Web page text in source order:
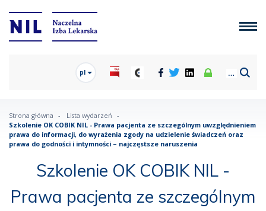
pl
Strona główna
Lista wydarzeń
Szkolenie OK COBIK NIL - Prawa pacjenta ze szczególnym uwzględnieniem
prawa do informacji, do wyrażenia zgody na udzielenie świadczeń oraz
prawa do godności i intymności – najczęstsze naruszenia
Szkolenie OK COBIK NIL -
Prawa pacjenta ze szczególnym